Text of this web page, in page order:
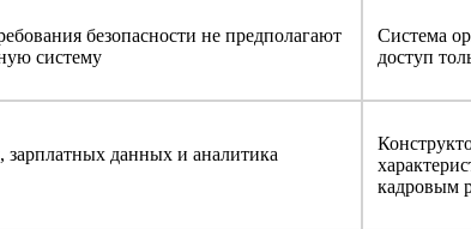
безопасности не предполагают
систему
Система
доступ
зарплатных данных и аналитика
кадровым